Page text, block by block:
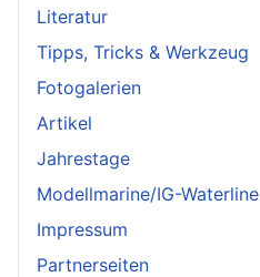
Literatur
Tipps, Tricks & Werkzeug
Fotogalerien
Artikel
Jahrestage
Modellmarine/IG-Waterline
Impressum
Partnerseiten